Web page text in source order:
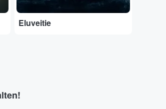
Eluveitie